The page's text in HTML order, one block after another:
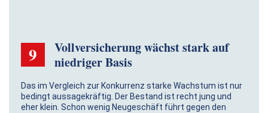
9
Vollversicherung wächst stark auf
niedriger Basis
Das im Vergleich zur Konkurrenz starke Wachstum ist nur
bedingt aussagekräftig. Der Bestand ist recht jung und
eher klein. Schon wenig Neugeschäft führt gegen den